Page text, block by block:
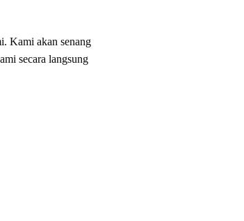
Kami akan senang
secara langsung